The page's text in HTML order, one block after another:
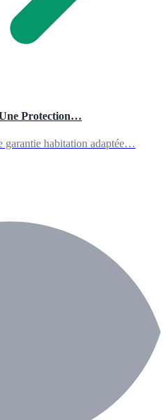
Protection…
garantie habitation adaptée…